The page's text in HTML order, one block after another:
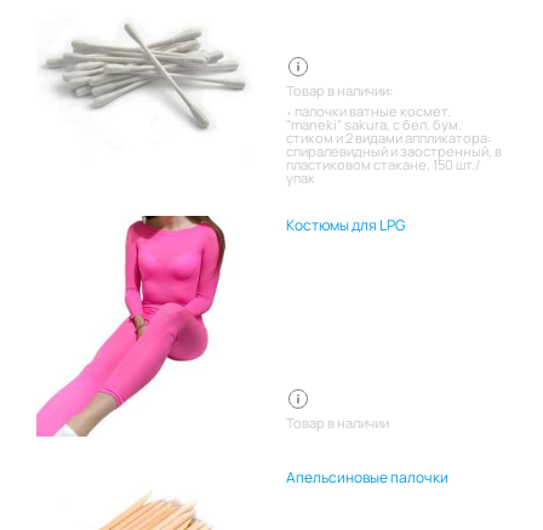
Товар в наличии:
палочки ватные космет.
"maneki" sakura, с бел. бум.
стиком и 2 видами аппликатора:
спиралевидный и заостренный, в
пластиковом стакане, 150 шт./
упак
Костюмы для LPG
Товар в наличии
Апельсиновые палочки